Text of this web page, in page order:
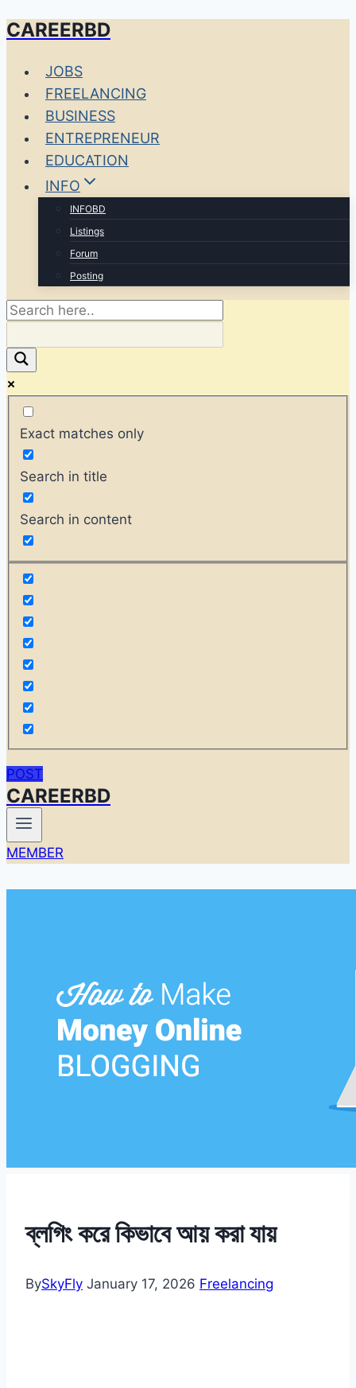
Skip
content
CAREERBD
JOBS
FREELANCING
BUSINESS
ENTREPRENEUR
EDUCATION
INFO
INFOBD
Listings
Forum
Posting
Exact matches only
Search in title
Search in content
POST
CAREERBD
MEMBER
ব্লগিং করে কিভাবে আয় করা যায়
BySkyFly January 17, 2026 Freelancing